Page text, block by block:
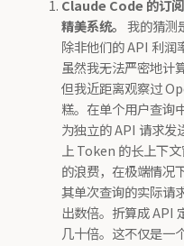
Claude Code 的订
精美系统。 我的猜测
除非他们的 API 利润
虽然我无法严密地计
但我近距离观察过
糕。在单个用户查询
为独立的 API 请求发
上 Token 的长上下
的浪费，在极端情况
其单次查询的实际请
出数倍。折算成 API
几十倍。这不仅是一